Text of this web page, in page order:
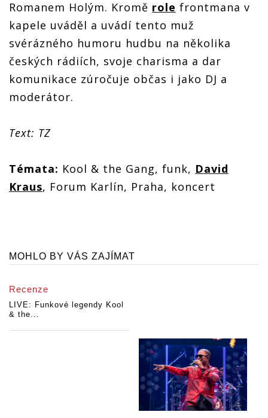
Romanem Holým. Kromě role frontmana v
kapele uváděl a uvádí tento muž
svérázného humoru hudbu na několika
českých rádiích, svoje charisma a dar
komunikace zúročuje občas i jako DJ a
moderátor.
Text: TZ
Témata: Kool & the Gang, funk, David
Kraus, Forum Karlín, Praha, koncert
MOHLO BY VÁS ZAJÍMAT
Recenze
LIVE: Funkové legendy Kool
& the...